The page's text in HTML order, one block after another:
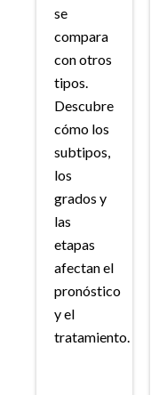
se
compara
con otros
tipos.
Descubre
cómo los
subtipos,
los
grados y
las
etapas
afectan el
pronóstico
y el
tratamiento.